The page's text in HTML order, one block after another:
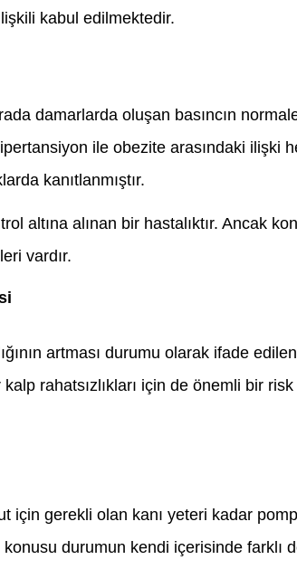
kabul edilmektedir.
damarlarda oluşan basıncın
ile obezite arasındaki ilişki
kanıtlanmıştır.
altına alınan bir hastalıktır. Ancak
vardır.
artması durumu olarak ifade
rahatsızlıkları için de önemli bir risk
için gerekli olan kanı yeteri kadar
konusu durumun kendi içerisinde farklı